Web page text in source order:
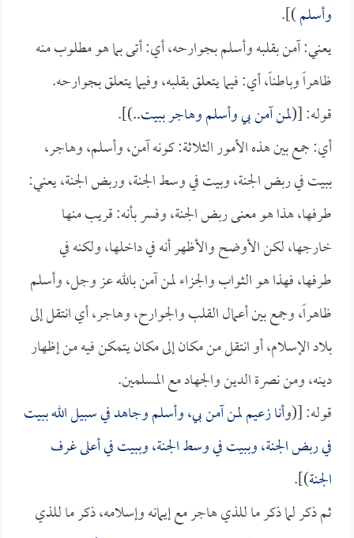
وأسلم)].
يعني: آمن بقلبه وأسلم بجوارحه، أي: أتى بما هو مطلوب منه
ظاهراً وباطناً، أي: فيما يتعلق بقلبه، وفيما يتعلق بجوارحه.
قوله: [(لمن آمن بي وأسلم وهاجر ببيت..)].
أي: جمع بين هذه الأمور الثلاثة: كونه آمن، وأسلم، وهاجر،
ببيت في ربض الجنة، وبيت في وسط الجنة، وربض الجنة، يعني:
طرفها، هذا هو معنى ربض الجنة، وفسر بأنه: قريب منها
خارجها، لكن الأوضح والأظهر أنه في داخلها، ولكنه في
طرفها، فهذا هو الثواب والجزاء لمن آمن بالله عز وجل، وأسلم
ظاهراً، وجمع بين أعمال القلب والجوارح، وهاجر، أي انتقل إلى
بلاد الإسلام، أو انتقل من مكان إلى مكان يتمكن فيه من إظهار
دينه، ومن نصرة الدين والجهاد مع المسلمين.
قوله: [(وأنا زعيم لمن آمن بي، وأسلم وجاهد في سبيل الله ببيت
في ربض الجنة، وببيت في وسط الجنة، وببيت في أعلى غرف
الجنة)].
ثم ذكر لما ذكر ما للذي هاجر مع إيمانه وإسلامه، ذكر ما للذي